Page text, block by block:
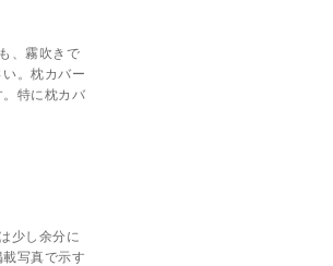
、霧吹きで
。枕カバー
特に枕カバ
少し余分に
写真で示す